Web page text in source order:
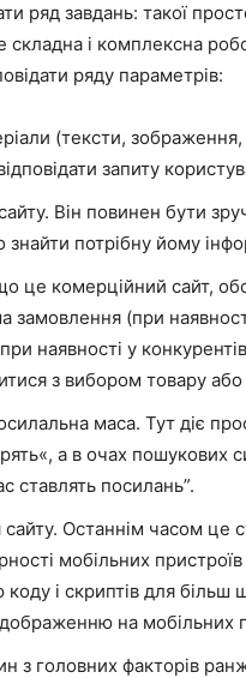
ряд завдань: такої
складна і комплексна
ряду параметрів:
(тексти,
запиту
Він повинен бути
потрібну йому
це комерційний сайт,
(при
наявності у
з вибором товару або
маса. Тут діє
а в очах пошукових
ставлять посилань”.
сайту. Останнім часом
мобільних
коду і скриптів для
на мобільних
з головних факторів